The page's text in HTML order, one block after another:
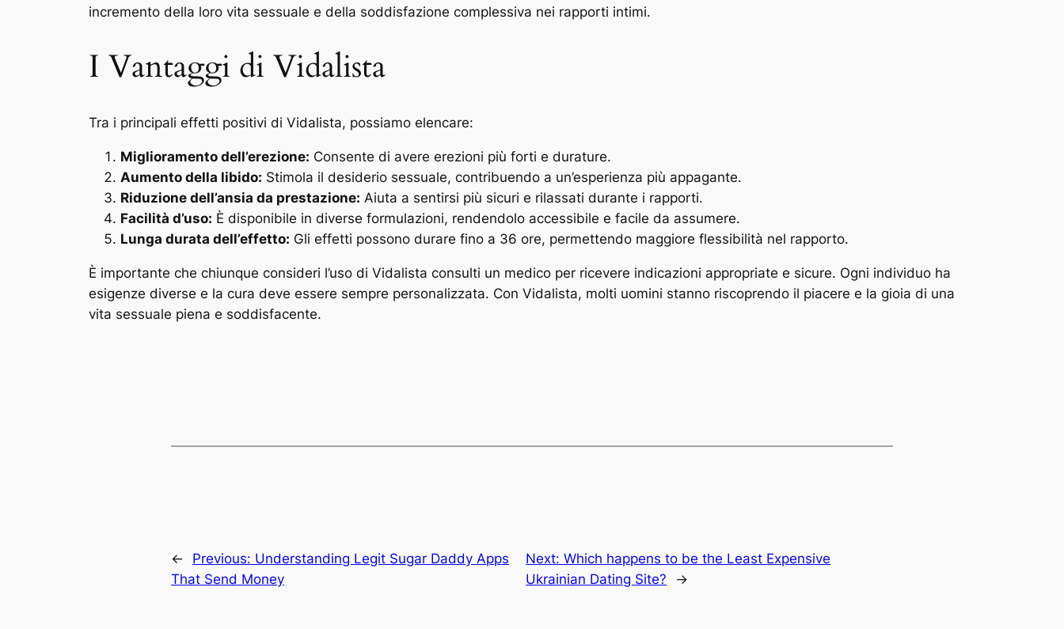
incremento della loro vita sessuale e della soddisfazione complessiva nei rapporti intimi.
I Vantaggi di Vidalista
Tra i principali effetti positivi di Vidalista, possiamo elencare:
Miglioramento dell’erezione: Consente di avere erezioni più forti e durature.
Aumento della libido: Stimola il desiderio sessuale, contribuendo a un’esperienza più appagante.
Riduzione dell’ansia da prestazione: Aiuta a sentirsi più sicuri e rilassati durante i rapporti.
Facilità d’uso: È disponibile in diverse formulazioni, rendendolo accessibile e facile da assumere.
Lunga durata dell’effetto: Gli effetti possono durare fino a 36 ore, permettendo maggiore flessibilità nel rapporto.
È importante che chiunque consideri l’uso di Vidalista consulti un medico per ricevere indicazioni appropriate e sicure. Ogni individuo ha
esigenze diverse e la cura deve essere sempre personalizzata. Con Vidalista, molti uomini stanno riscoprendo il piacere e la gioia di una
vita sessuale piena e soddisfacente.
← Previous: Understanding Legit Sugar Daddy Apps
That Send Money
Next:Which happens to be the Least Expensive
Ukrainian Dating Site?
→